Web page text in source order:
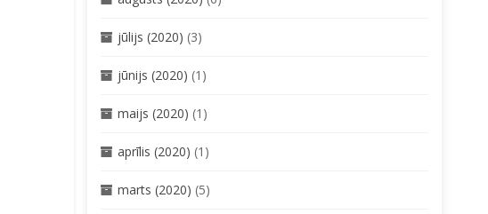
jūlijs (2020) (3)
jūnijs (2020) (1)
maijs (2020) (1)
aprīlis (2020) (1)
marts (2020) (5)